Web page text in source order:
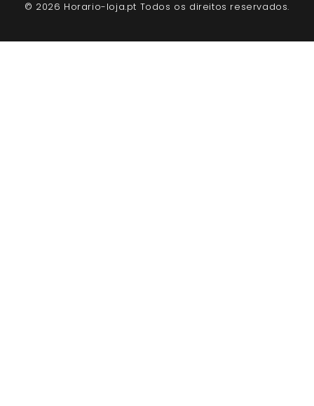
© 2026 Horario-loja.pt Todos os direitos reservados.